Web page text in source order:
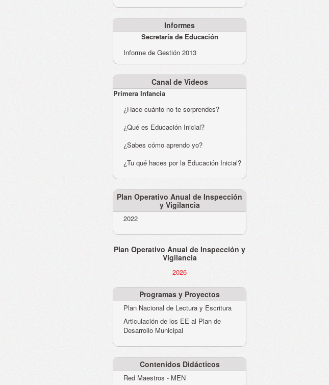
Informes
Secretaría de Educación
Informe de Gestión 2013
Canal de Videos
Primera Infancia
¿Hace cuánto no te sorprendes?
¿Qué es Educación Inicial?
¿Sabes cómo aprendo yo?
¿Tu qué haces por la Educación Inicial?
Plan Operativo Anual de Inspección
y Vigilancia
2022
Plan Operativo Anual de Inspección y
Vigilancia
2026
Programas y Proyectos
Plan Nacional de Lectura y Escritura
Articulación de los EE al Plan de
Desarrollo Municipal
Contenidos Didácticos
Red Maestros - MEN